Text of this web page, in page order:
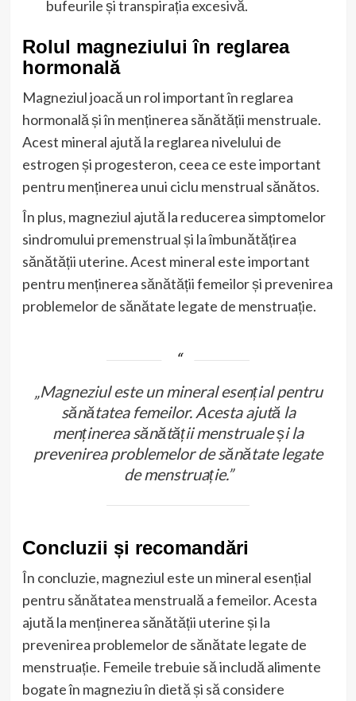
bufeurile și transpirația excesivă.
Rolul magneziului în reglarea
hormonală
Magneziul joacă un rol important în reglarea
hormonală și în menținerea sănătății menstruale.
Acest mineral ajută la reglarea nivelului de
estrogen și progesteron, ceea ce este important
pentru menținerea unui ciclu menstrual sănătos.
În plus, magneziul ajută la reducerea simptomelor
sindromului premenstrual și la îmbunătățirea
sănătății uterine. Acest mineral este important
pentru menținerea sănătății femeilor și prevenirea
problemelor de sănătate legate de menstruație.
„Magneziul este un mineral esențial pentru
sănătatea femeilor. Acesta ajută la
menținerea sănătății menstruale și la
prevenirea problemelor de sănătate legate
de menstruație.”
Concluzii și recomandări
În concluzie, magneziul este un mineral esențial
pentru sănătatea menstruală a femeilor. Acesta
ajută la menținerea sănătății uterine și la
prevenirea problemelor de sănătate legate de
menstruație. Femeile trebuie să includă alimente
bogate în magneziu în dietă și să considere